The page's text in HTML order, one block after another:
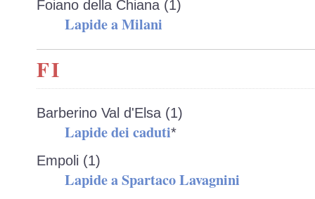
Foiano della Chiana (1)
Lapide a Milani
FI
Barberino Val d'Elsa (1)
Lapide dei caduti*
Empoli (1)
Lapide a Spartaco Lavagnini